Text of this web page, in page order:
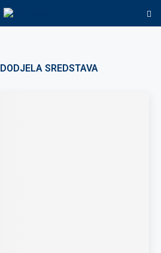
DODJELA SREDSTAVA